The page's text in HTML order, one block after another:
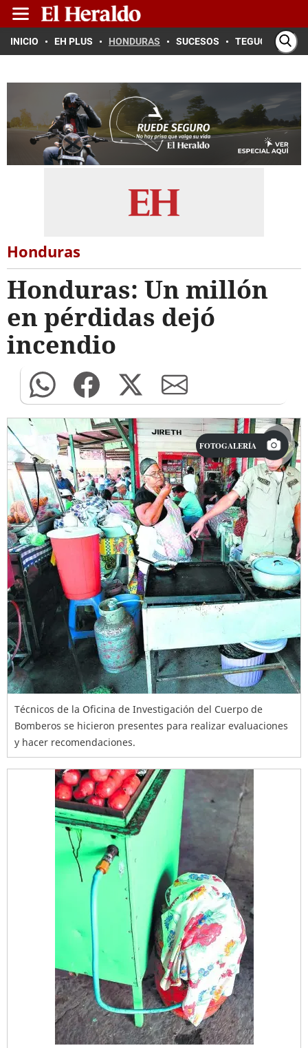
INICIO EH PLUS HONDURAS SUCESOS TEGUCIGALPA
Honduras
Honduras: Un millón
en pérdidas dejó
incendio
FOTOGALERÍA
Técnicos de la Oficina de Investigación del Cuerpo de
Bomberos se hicieron presentes para realizar evaluaciones
y hacer recomendaciones.